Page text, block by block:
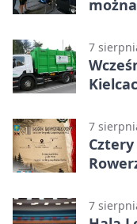
7
7
7